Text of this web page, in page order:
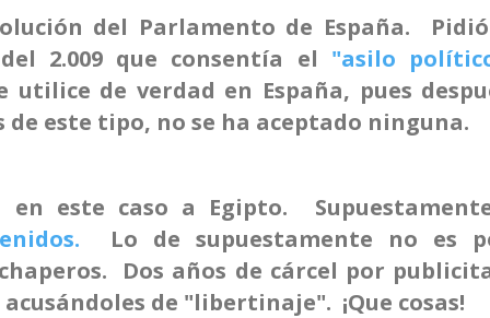
del Parlamento de España.
2.009 que consentía el "asilo
utilice de verdad en España, pues
este tipo, no se ha aceptado ninguna.
en este caso a Egipto.
Lo de supuestamente no es
Dos años de cárcel por
de "libertinaje". ¡Que cosas!